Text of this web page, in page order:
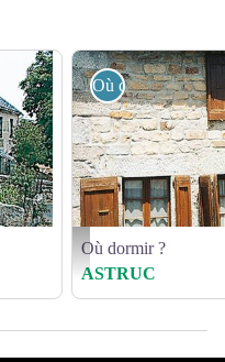
LZG023BP01 - ©
Où dormir ?
Où dormir ?
ASTRUC